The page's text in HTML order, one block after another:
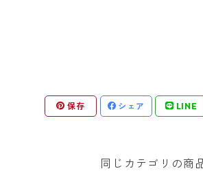
保存 シェア LINE
同じカテゴリの商